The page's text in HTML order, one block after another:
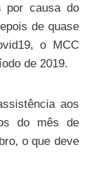
por causa do
de quase
o MCC
de 2019.
aos
do mês de
o que deve